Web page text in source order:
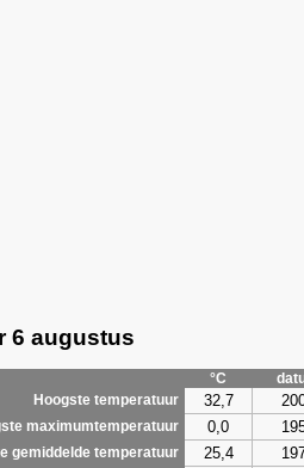
6 augustus
°C
Hoogste temperatuur
32,7
maximumtemperatuur 0,0
gemiddelde temperatuur 25,4